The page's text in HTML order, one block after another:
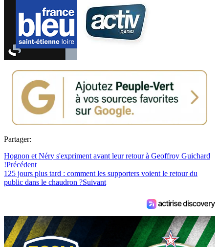
Partager:
Hognon et Néry s'expriment avant leur retour à Geoffroy Guichard
!Précédent
125 jours plus tard : comment les supporters voient le retour du
public dans le chaudron ?Suivant